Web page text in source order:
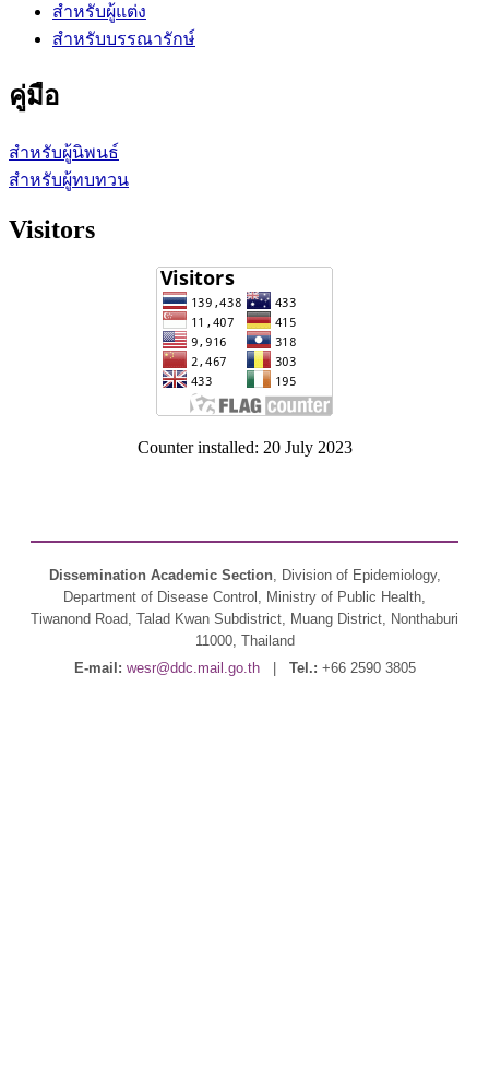
สำหรับผู้แต่ง
สำหรับบรรณารักษ์
คู่มือ
สำหรับผู้นิพนธ์
สำหรับผู้ทบทวน
Visitors
Counter installed: 20 July 2023
Dissemination Academic Section, Division of Epidemiology,
Department of Disease Control, Ministry of Public Health,
Tiwanond Road, Talad Kwan Subdistrict, Muang District, Nonthaburi
11000, Thailand
E-mail: wesr@ddc.mail.go.th| Tel.: +66 2590 3805